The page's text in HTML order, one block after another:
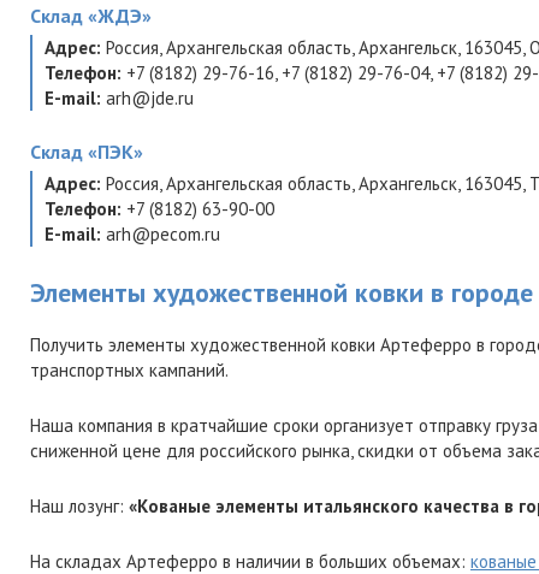
Склад «ЖДЭ»
Адрес: Россия,Архангельская область,Архангельск, 163045,
Телефон: +7 (8182) 29-76-16, +7 (8182) 29-76-04, +7 (8182)
E-mail: arh@jde.ru
Склад «ПЭК»
Адрес: Россия,Архангельская область,Архангельск, 163045,
Телефон: +7 (8182) 63-90-00
E-mail: arh@pecom.ru
Элементы художественной ковки в городе
Получить элементы художественной ковки Артеферро в
транспортных кампаний.
Наша компания в кратчайшие сроки организует отправку
сниженной цене для российского рынка, скидки от объема
Наш лозунг: «Кованые элементы итальянского качества в
На складах Артеферро в наличии в больших объемах: